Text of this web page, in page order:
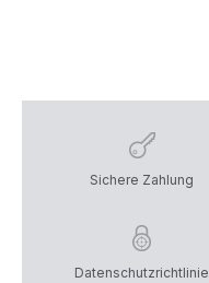
Sichere Zahlung
Datenschutzrichtlinie